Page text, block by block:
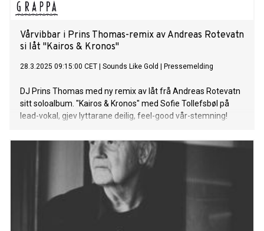
Vårvibbar i Prins Thomas-remix av Andreas Rotevatn
si låt "Kairos & Kronos"
28.3.2025 09:15:00 CET Sounds Like Gold Pressemelding
DJ Prins Thomas med ny remix av låt frå Andreas Rotevatn
sitt soloalbum. "Kairos & Kronos" med Sofie Tollefsbøl på
lead-vokal, gjev lyttarane deilig, feel-good vår-stemning!